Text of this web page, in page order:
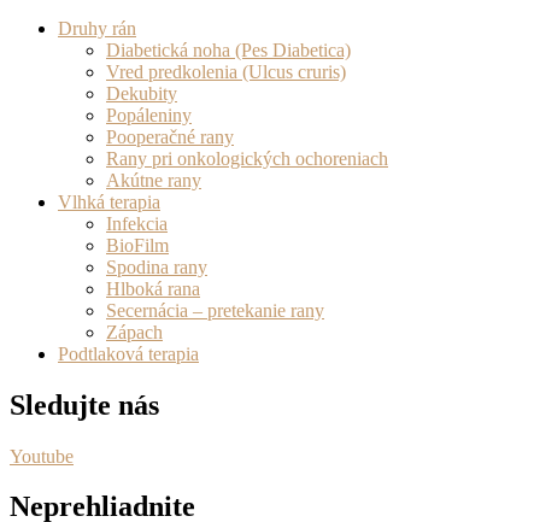
Druhy rán
Diabetická noha (Pes Diabetica)
Vred predkolenia (Ulcus cruris)
Dekubity
Popáleniny
Pooperačné rany
Rany pri onkologických ochoreniach
Akútne rany
Vlhká terapia
Infekcia
BioFilm
Spodina rany
Hlboká rana
Secernácia – pretekanie rany
Zápach
Podtlaková terapia
Sledujte nás
Youtube
Neprehliadnite